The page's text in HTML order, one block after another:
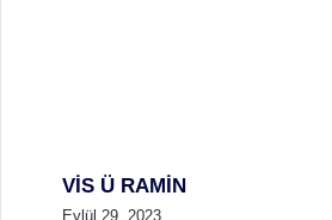
VİS Ü RAMİN
Eylül 29, 2023